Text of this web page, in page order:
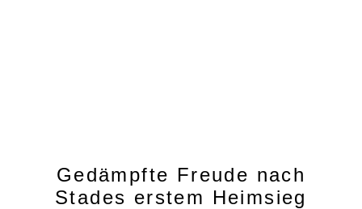
Gedämpfte Freude nach
Stades erstem Heimsieg